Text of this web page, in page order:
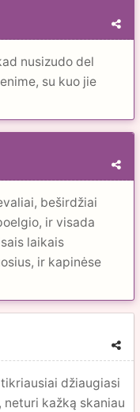
nusizudo del
su kuo jie
beširdžiai
ir visada
laikais
ir kapinėse
džiaugiasi
kažką skaniau